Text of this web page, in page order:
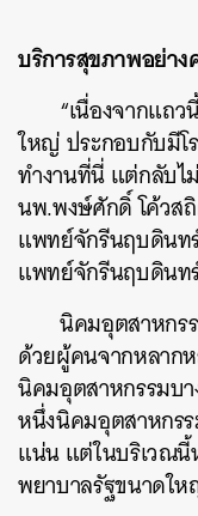
บริการสุขภาพอย่าง
“เนื่องจากแถ
ใหญ่ ประกอบกับมีโ
ทำงานที่นี่ แต่กลับไ
นพ.พงษ์ศักดิ์ โค้วส
แพทย์จักรีนฤบดินท
แพทย์จักรีนฤบดินท
นิคมอุตสาหกร
ด้วยผู้คนจากหลาก
นิคมอุตสาหกรรมบ
หนึ่งนิคมอุตสาหกร
แน่น แต่ในบริเวณนี้
พยาบาลรัฐขนาดใ